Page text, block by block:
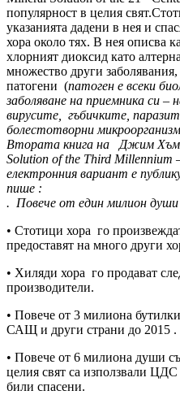
популярност в целия
указанията дадени в нея и
хора около тях. В нея описва
хлорният диоксид като
множество други
патогени (патоген е всеки
заболяване на приемника си
вирусите, гъбичките,
болестотворни
Втората книга на Джим
Solution of the Third Millennium
електронния вариант е
пише :
. Повече от един милион
• Стотици хора го
предоставят на много други
• Хиляди хора го продават
производители.
• Повече от 3 милиона
САЩ и други страни до 2015 .
• Повече от 6 милиона души
целия свят са използвали
били спасени.